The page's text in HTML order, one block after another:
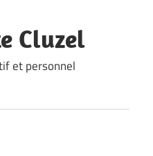
Cluzel
et personnel